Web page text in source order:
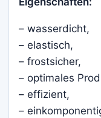
– wasserdicht,
– elastisch,
– frostsicher,
– optimales
– effizient,
–